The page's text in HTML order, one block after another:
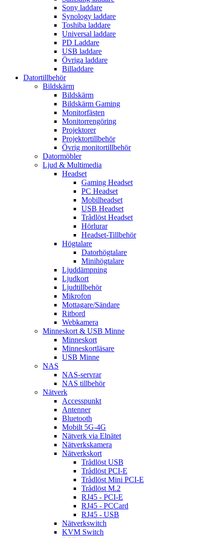
Sony laddare
Synology laddare
Toshiba laddare
Universal laddare
PD Laddare
USB laddare
Övriga laddare
Billaddare
Datortillbehör
Bildskärm
Bildskärm
Bildskärm Gaming
Monitorfästen
Monitorrengöring
Projektorer
Projektortillbehör
Övrig monitortillbehör
Datormöbler
Ljud & Multimedia
Headset
Gaming Headset
PC Headset
Mobilheadset
USB Headset
Trådlöst Headset
Hörlurar
Headset-Tillbehör
Högtalare
Datorhögtalare
Minihögtalare
Ljuddämpning
Ljudkort
Ljudtillbehör
Mikrofon
Mottagare/Sändare
Ritbord
Webkamera
Minneskort & USB Minne
Minneskort
Minneskortläsare
USB Minne
NAS
NAS-servrar
NAS tillbehör
Nätverk
Accesspunkt
Antenner
Bluetooth
Mobilt 5G-4G
Nätverk via Elnätet
Nätverkskamera
Nätverkskort
Trådlöst USB
Trådlöst PCI-E
Trådlöst Mini PCI-E
Trådlöst M.2
RJ45 - PCI-E
RJ45 - PCCard
RJ45 - USB
Nätverkswitch
KVM Switch